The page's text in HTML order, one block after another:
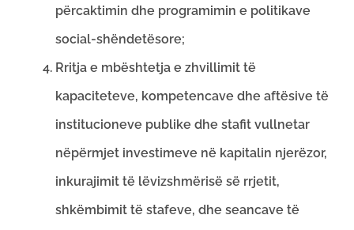
përcaktimin dhe programimin e politikave
social-shëndetësore;
Rritja e mbështetja e zhvillimit të
kapaciteteve, kompetencave dhe aftësive të
institucioneve publike dhe stafit vullnetar
nëpërmjet investimeve në kapitalin njerëzor,
inkurajimit të lëvizshmërisë së rrjetit,
shkëmbimit të stafeve, dhe seancave të